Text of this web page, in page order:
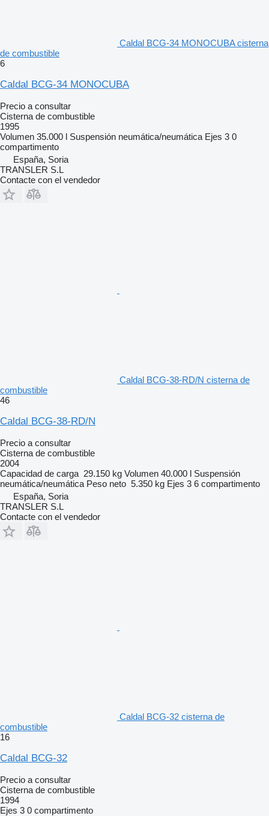
Caldal BCG-34 MONOCUBA cisterna
de combustible
6
Caldal BCG-34 MONOCUBA
Precio a consultar
Cisterna de combustible
1995
Volumen 35.000 l Suspensión neumática/neumática Ejes 3 0
compartimento
España, Soria
TRANSLER S.L
Contacte con el vendedor
Caldal BCG-38-RD/N cisterna de
combustible
46
Caldal BCG-38-RD/N
Precio a consultar
Cisterna de combustible
2004
Capacidad de carga 29.150 kg Volumen 40.000 l Suspensión
neumática/neumática Peso neto 5.350 kg Ejes 3 6 compartimento
España, Soria
TRANSLER S.L
Contacte con el vendedor
Caldal BCG-32 cisterna de
combustible
16
Caldal BCG-32
Precio a consultar
Cisterna de combustible
1994
Ejes 3 0 compartimento